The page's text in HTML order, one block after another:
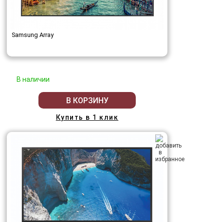
Samsung Array
В наличии
В КОРЗИНУ
Купить в 1 клик